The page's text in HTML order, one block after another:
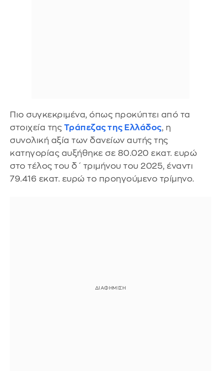
Πιο συγκεκριμένα, όπως προκύπτει από τα
στοιχεία της Τράπεζας της Ελλάδος, η
συνολική αξία των δανείων αυτής της
κατηγορίας αυξήθηκε σε 80.020 εκατ. ευρώ
στο τέλος του δ΄ τριμήνου του 2025, έναντι
79.416 εκατ. ευρώ το προηγούμενο τρίμηνο.